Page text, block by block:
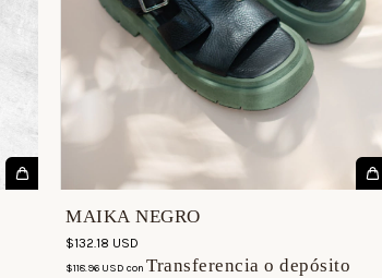
MAIKA NEGRO
$132.18 USD
$118.96 USD con Transferencia o depósito